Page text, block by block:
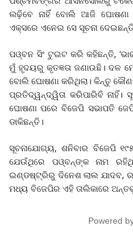
ଲଢ଼ିବେ ନାହିଁ ବୋଲି ଆଜି ଘୋଷଣା
ଏକ୍ସରେ ଏନେଇ ସେ ସୂଚନା
ପଓ୍ବନ ସିଂ ଟୁଇଟ କରି କହିଛନ୍ତି,
ମୁଁ ହୃଦୟରୁ କୃତଜ୍ଞତା ଜଣାଉଛି। ଦଳ
ବୋଲି ଘୋଷଣା କରିଥିଲା। କିନ୍ତୁ
ପ୍ରତିଦ୍ୱନ୍ଦ୍ୱିତା କରିପାରିବି
ଘୋଷଣା ପରେ ବିଜେପି ସଭାପତି
ଡାକିଛନ୍ତି।
ସୂଚନାଯୋଗ୍ୟ, ଶନିବାର ବିଜେପି ୧୯୫
ଯେଉଁଥିରେ ପଓ୍ବନ୍‌ଙ୍କ ନାମ
ଇଣ୍ଡଷ୍ଟ୍ରିରୁ ଦିନେଶ ଲାଲ ଯାଦବ,
ମଧ୍ୟ ବିଜେପିର ଏହି ତାଲିକାରେ
Powered